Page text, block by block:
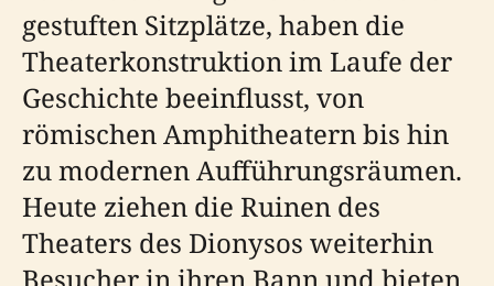
gestuften Sitzplätze, haben die
Theaterkonstruktion im Laufe der
Geschichte beeinflusst, von
römischen Amphitheatern bis hin
zu modernen Aufführungsräumen.
Heute ziehen die Ruinen des
Theaters des Dionysos weiterhin
Besucher in ihren Bann und bieten